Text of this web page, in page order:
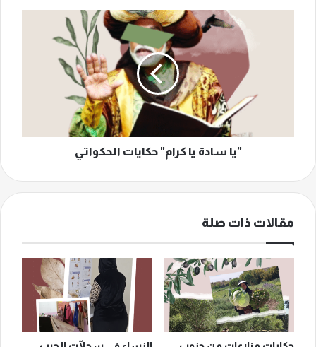
"يا سادة يا كرام" حكايات الحكواتي
مقالات ذات صلة